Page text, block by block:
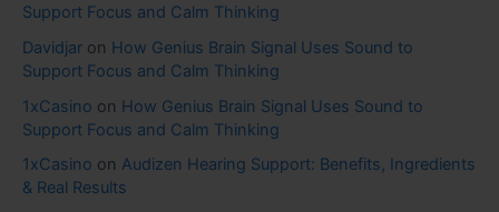
Support Focus and Calm Thinking
Davidjar on How Genius Brain Signal Uses Sound to
Support Focus and Calm Thinking
1xCasino on How Genius Brain Signal Uses Sound to
Support Focus and Calm Thinking
1xCasino on Audizen Hearing Support: Benefits, Ingredients
& Real Results